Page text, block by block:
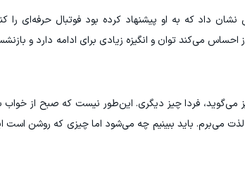
داد که به او پیشنهاد کرده بود فوتبال حرفه‌ای را
با خنده روشن کرد که هنوز احساس می‌کند توان و انگیزه زیادی برای ادامه دارد و
فردا چیز دیگری. این‌طور نیست که صبح از خواب
لذت می‌برم. باید ببینیم چه می‌شود اما چیزی که روشن